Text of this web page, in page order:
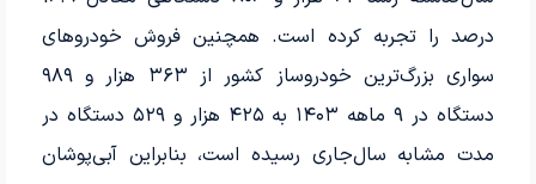
درصد را تجربه کرده‌ است. همچنین فروش خودروهای
دستگاه در ۹‌ ماهه ۱۴۰۳ به ۴۲۵‌ هزار و ۵۲۹‌ دستگاه در
مدت مشابه سال‌جاری رسیده‌ است، بنابراین آبی‌پوشان